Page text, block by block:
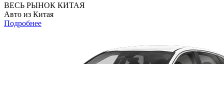
ВЕСЬ РЫНОК КИТАЯ
Авто из Китая
Подробнее